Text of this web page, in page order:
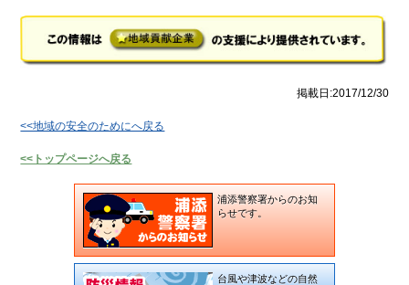
掲載日:2017/12/30
<<地域の安全のためにへ戻る
<<トップページへ戻る
浦添警察署からのお知
らせです。
台風や津波などの自然